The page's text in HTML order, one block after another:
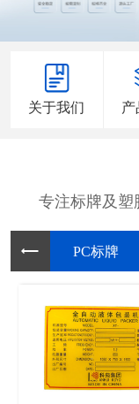
关于我们 产
专注标牌及塑
PC标牌